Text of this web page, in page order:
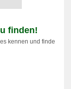
finden!
kennen und finde